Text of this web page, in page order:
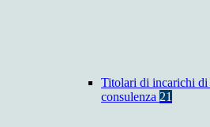
Titolari di incarichi di
consulenza 21